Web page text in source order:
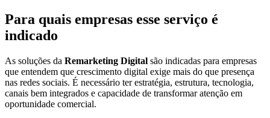
Para quais empresas esse serviço é
indicado
As soluções da Remarketing Digital são indicadas para empresas
que entendem que crescimento digital exige mais do que presença
nas redes sociais. É necessário ter estratégia, estrutura, tecnologia,
canais bem integrados e capacidade de transformar atenção em
oportunidade comercial.